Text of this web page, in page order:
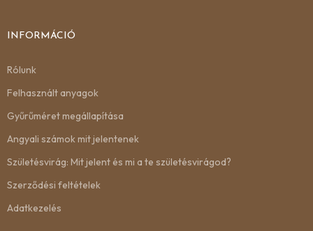
INFORMÁCIÓ
Rólunk
Felhasznált anyagok
Gyűrűméret megállapítása
Angyali számok mit jelentenek
Születésvirág: Mit jelent és mi a te születésvirágod?
Szerződési feltételek
Adatkezelés